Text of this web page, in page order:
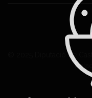
© 2025 Diputació de